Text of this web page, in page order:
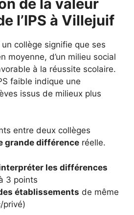
de la valeur
l’IPS à Villejuif
collège signifie que ses
moyenne, d’un milieu social
à la réussite scolaire.
faible indique une
issus de milieux plus
entre deux collèges
grande différence réelle.
les différences
3 points
établissements de même
privé)